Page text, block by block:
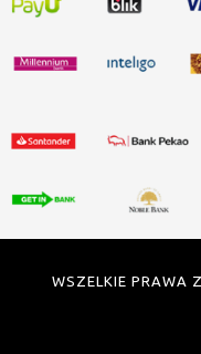
WSZELKIE PRAWA